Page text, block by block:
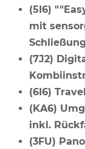
(5I6)
mit
(7J2)
(6I6)
(KA6)
inkl.
(3FU)